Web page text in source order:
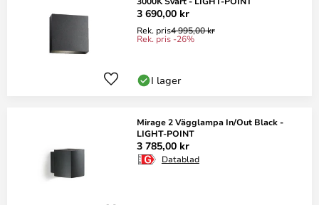
3 690,00 kr
Rek. pris4 995,00 kr
Rek. pris -26%
I lager
Mirage 2 Vägglampa In/Out Black -
LIGHT-POINT
3 785,00 kr
Datablad